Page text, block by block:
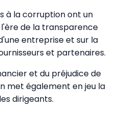
à la corruption ont un
de la transparence
entreprise et sur la
et partenaires.
et du préjudice de
met également en jeu la
dirigeants.